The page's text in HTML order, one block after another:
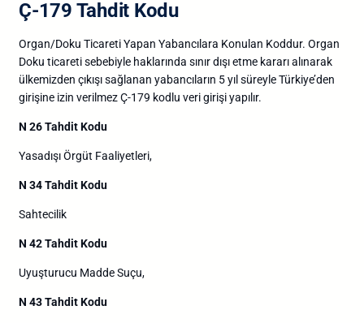
Ç-179 Tahdit Kodu
Organ/Doku Ticareti Yapan Yabancılara Konulan Koddur. Organ
Doku ticareti sebebiyle haklarında sınır dışı etme kararı alınarak
ülkemizden çıkışı sağlanan yabancıların 5 yıl süreyle Türkiye’den
girişine izin verilmez Ç-179 kodlu veri girişi yapılır.
N 26 Tahdit Kodu
Yasadışı Örgüt Faaliyetleri,
N 34 Tahdit Kodu
Sahtecilik
N 42 Tahdit Kodu
Uyuşturucu Madde Suçu,
N 43 Tahdit Kodu